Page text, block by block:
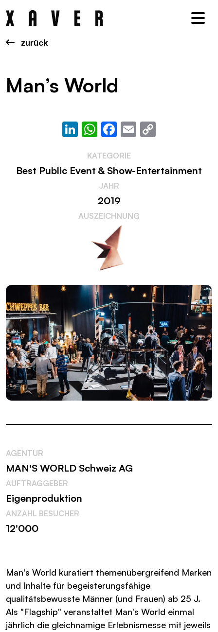
zurück
Man’s World
LinkedIn
WhatsApp
Facebook
Email
KATEGORIE
Best Public Event & Show-Entertainment
JAHR
2019
AUSZEICHNUNG
AGENTUR
MAN'S WORLD Schweiz AG
AUFTRAGGEBER
Eigenproduktion
ANZAHL BESUCHER
12'000
Man's World kuratiert themenübergreifend Marken
und Inhalte für begeisterungsfähige
qualitätsbewusste Männer (und Frauen) ab 25 J.
Als "Flagship" veranstaltet Man's World einmal
jährlich die gleichnamige Erlebnismesse mit jeweils